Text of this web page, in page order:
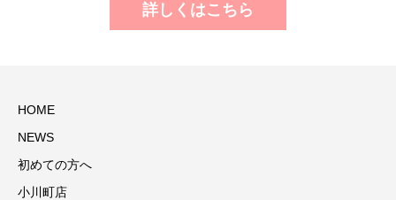
詳しくはこちら
HOME
NEWS
初めての方へ
小川町店